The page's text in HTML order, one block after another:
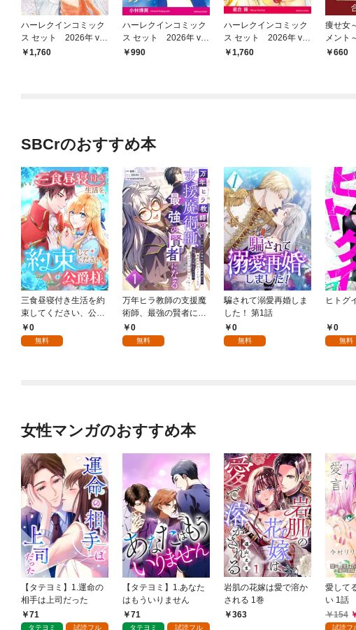
ハーレクインコミック
ス セット 2026年 vo
l.925
1,760
ハーレクインコミック
ス セット 2026年 vo
l.801
990
ハーレクインコミック
ス セット 2026年 vo
l.922
1,760
痩せ女
メント
（1）
660
SBCrのおすすめ本
三食昼寝付き生活を約
束してください、公爵
様 1話
0
無料
万年ヒラ教師の支援魔
術師、最強の賢者にな
る～不人気の支援魔術
師は給料泥棒だと魔術
0
無料
騙されて溺愛再婚しま
した！ 第1話
0
無料
ヒトグ
0
無料
女性マンガのおすすめ本
【タテヨミ】1.運命の
相手は上司だった
71
タテヨミ 試読フル
【タテヨミ】1.あなた
はもういりません
71
タテヨミ 試読フル
岩肌の花嫁は愛で溶か
される 1巻
363
愛して
い 1話
154
試読フ